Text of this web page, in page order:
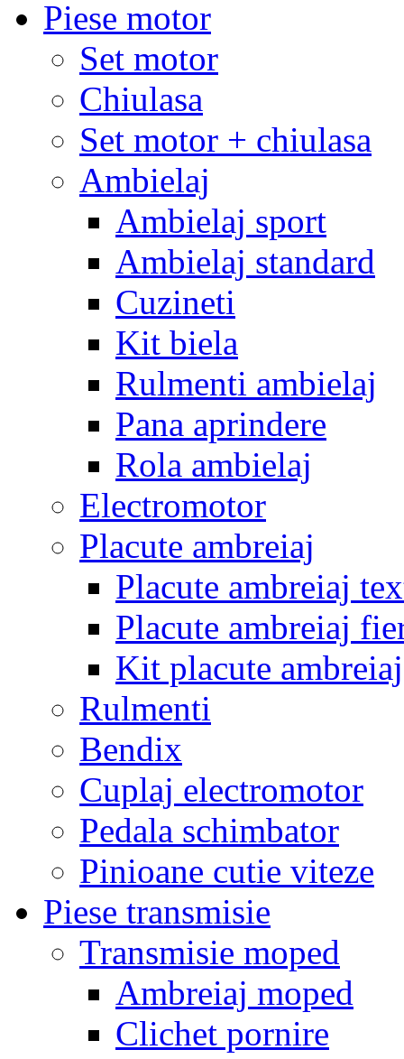
Piese motor
Set motor
Chiulasa
Set motor + chiulasa
Ambielaj
Ambielaj sport
Ambielaj standard
Cuzineti
Kit biela
Rulmenti ambielaj
Pana aprindere
Rola ambielaj
Electromotor
Placute ambreiaj
Placute ambreiaj
Placute ambreiaj
Kit placute ambreiaj
Rulmenti
Bendix
Cuplaj electromotor
Pedala schimbator
Pinioane cutie viteze
Piese transmisie
Transmisie moped
Ambreiaj moped
Clichet pornire